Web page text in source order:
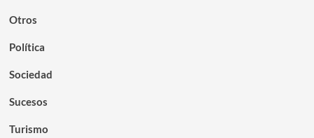
Otros
Política
Sociedad
Sucesos
Turismo